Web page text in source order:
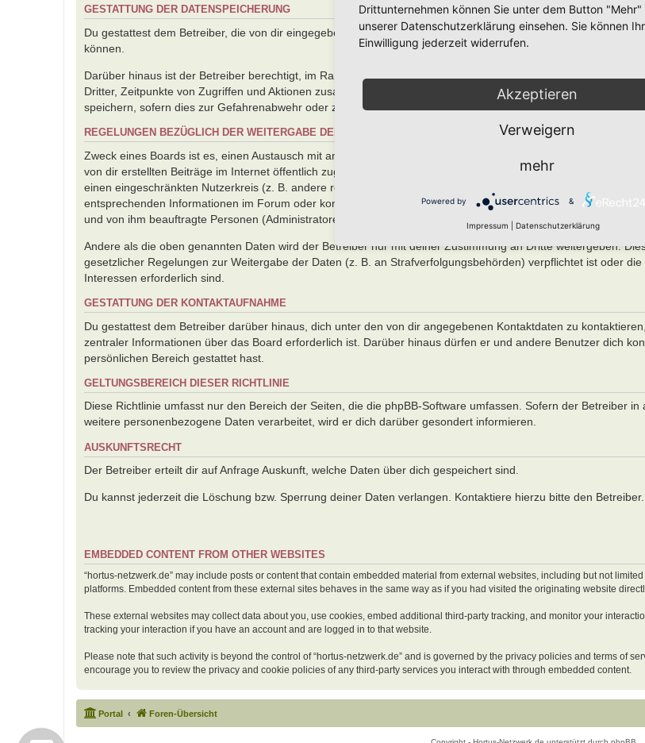
GESTATTUNG DER DATENSPEICHERUNG
Du gestattest dem Betreiber, die von dir eingegebenen und oben näher spezifizierten Daten zu speichern, um
können.
Darüber hinaus ist der Betreiber berechtigt, im Rahmen einer Interessenabwägung zwischen deinen und
Dritter, Zeitpunkte von Zugriffen und Aktionen zusammen mit deiner IP-Adresse und der von deinem Browser
speichern, sofern dies zur Gefahrenabwehr oder zur rechtlichen Nachverfolgbarkeit notwendig ist.
REGELUNGEN BEZÜGLICH DER WEITERGABE DEINER DATEN
Zweck eines Boards ist es, einen Austausch mit anderen Personen zu ermöglichen. Du bist dir daher bewusst,
von dir erstellten Beiträge im Internet öffentlich zugänglich sein können. Der Betreiber kann jedoch festlegen,
einen eingeschränkten Nutzerkreis (z. B. andere registrierte Benutzer, Administratoren etc.) zugänglich sind.
entsprechenden Informationen im Forum oder kontaktiere den Betreiber. Die E-Mail-Adresse aus deinem
und von ihm beauftragte Personen (Administratoren) zugänglich.
Andere als die oben genannten Daten wird der Betreiber nur mit deiner Zustimmung an Dritte weitergeben.
gesetzlicher Regelungen zur Weitergabe der Daten (z. B. an Strafverfolgungsbehörden) verpflichtet ist oder
Interessen erforderlich sind.
GESTATTUNG DER KONTAKTAUFNAHME
Du gestattest dem Betreiber darüber hinaus, dich unter den von dir angegebenen Kontaktdaten zu
zentraler Informationen über das Board erforderlich ist. Darüber hinaus dürfen er und andere Benutzer dich
persönlichen Bereich gestattet hast.
GELTUNGSBEREICH DIESER RICHTLINIE
Diese Richtlinie umfasst nur den Bereich der Seiten, die die phpBB-Software umfassen. Sofern der Betreiber
weitere personenbezogene Daten verarbeitet, wird er dich darüber gesondert informieren.
AUSKUNFTSRECHT
Der Betreiber erteilt dir auf Anfrage Auskunft, welche Daten über dich gespeichert sind.
Du kannst jederzeit die Löschung bzw. Sperrung deiner Daten verlangen. Kontaktiere hierzu bitte den Betreiber.
EMBEDDED CONTENT FROM OTHER WEBSITES
“hortus-netzwerk.de” may include posts or content that contain embedded material from external websites, including but not
platforms. Embedded content from these external sites behaves in the same way as if you had visited the originating website
These external websites may collect data about you, use cookies, embed additional third-party tracking, and monitor your
tracking your interaction if you have an account and are logged in to that website.
Please note that such activity is beyond the control of “hortus-netzwerk.de” and is governed by the privacy policies and terms of
encourage you to review the privacy and cookie policies of any third-party services you interact with through embedded content.
Portal Foren-Übersicht
Drittunternehmen können Sie unter dem Button "Mehr"
unserer Datenschutzerklärung einsehen. Sie können
Einwilligung jederzeit widerrufen.
Akzeptieren
Verweigern
mehr
Powered by &
Impressum Datenschutzerklärung